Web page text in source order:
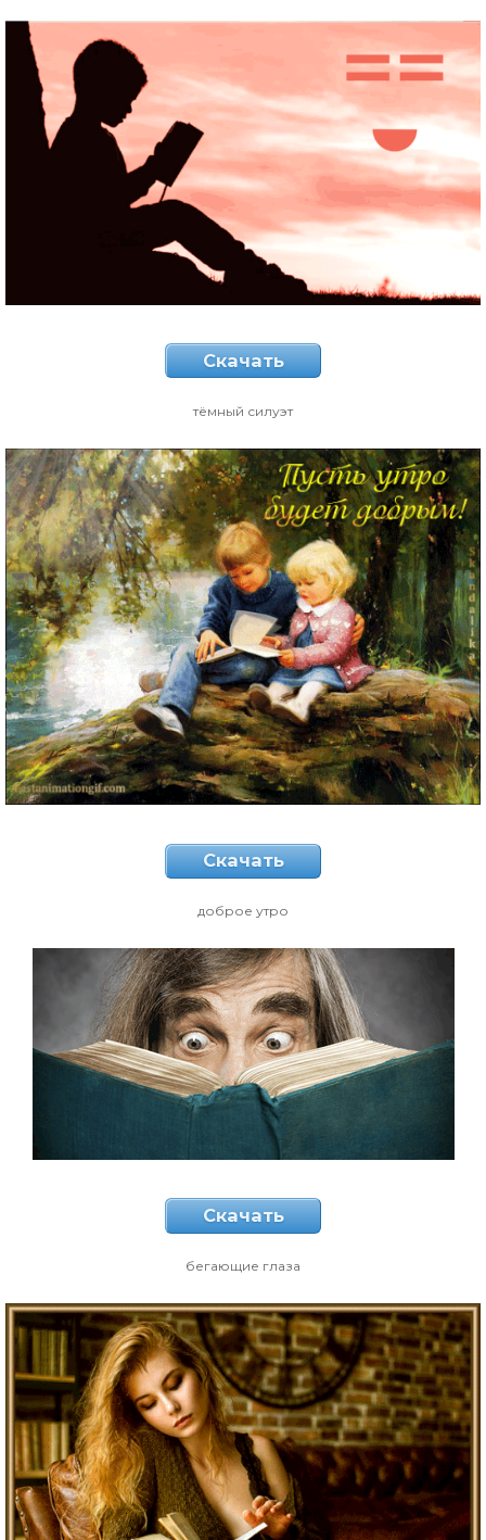
Скачать
тёмный силуэт
Скачать
доброе утро
Скачать
бегающие глаза